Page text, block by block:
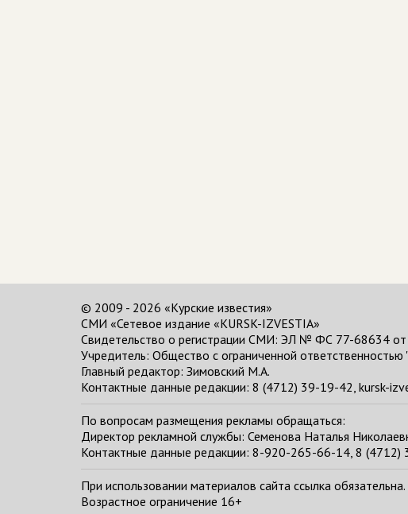
© 2009 - 2026 «Курские известия»
СМИ «Сетевое издание «KURSK-IZVESTIA»
Свидетельство о регистрации СМИ: ЭЛ № ФС 77-68634
Учредитель: Общество с ограниченной ответственностью
Главный редактор: Зимовский М.А.
Контактные данные редакции: 8 (4712) 39-19-42, kursk-
По вопросам размещения рекламы обращаться:
Директор рекламной службы: Семенова Наталья
Контактные данные редакции: 8-920-265-66-14, 8
При использовании материалов сайта ссылка
Возрастное ограничение 16+